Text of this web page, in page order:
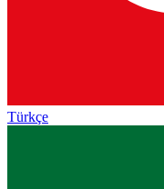
Türkçe